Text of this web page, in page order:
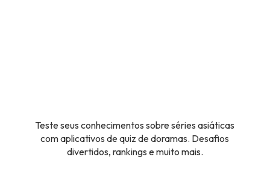
Teste seus conhecimentos sobre séries asiáticas
com aplicativos de quiz de doramas. Desafios
divertidos, rankings e muito mais.